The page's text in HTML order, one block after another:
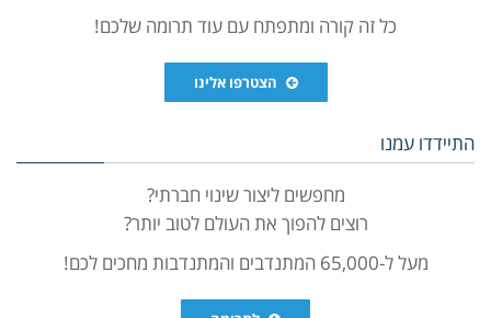
כל זה קורה ומתפתח עם עוד תרומה שלכם!
הצטרפו אלינו
התיידדו עמנו
מחפשים ליצור שינוי חברתי?
רוצים להפוך את העולם לטוב יותר?
מעל ל-65,000 המתנדבים והמתנדבות מחכים לכם!